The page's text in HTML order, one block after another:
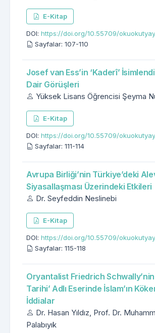
E-Kitap
DOI: https://doi.org/10.55709/
Sayfalar: 107-110
Josef van Ess’in ‘Kaderî’
Dair Görüşleri
Yüksek Lisans Öğrencisi Şeyma
E-Kitap
DOI: https://doi.org/10.55709/
Sayfalar: 111-114
Avrupa Birliği’nin Türkiye’deki
Siyasallaşması Üzerindeki Etkileri
Dr. Seyfeddin Neslinebi
E-Kitap
DOI: https://doi.org/10.55709/
Sayfalar: 115-118
Oryantalist Friedrich Schwally’nin
Tarihi’ Adlı Eserinde İslam’ın
İddialar
Dr. Hasan Yıldız, Prof. Dr.
Palabıyık